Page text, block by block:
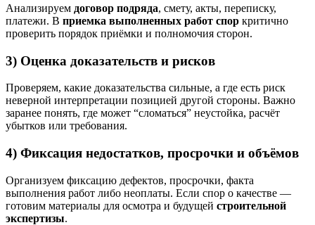
Анализируем договор подряда, смету, акты, переписку,
платежи. В приемка выполненных работ спор критично
проверить порядок приёмки и полномочия сторон.
3) Оценка доказательств и рисков
Проверяем, какие доказательства сильные, а где есть риск
неверной интерпретации позицией другой стороны. Важно
заранее понять, где может “сломаться” неустойка, расчёт
убытков или требования.
4) Фиксация недостатков, просрочки и объёмов
Организуем фиксацию дефектов, просрочки, факта
выполнения работ либо неоплаты. Если спор о качестве —
готовим материалы для осмотра и будущей строительной
экспертизы.